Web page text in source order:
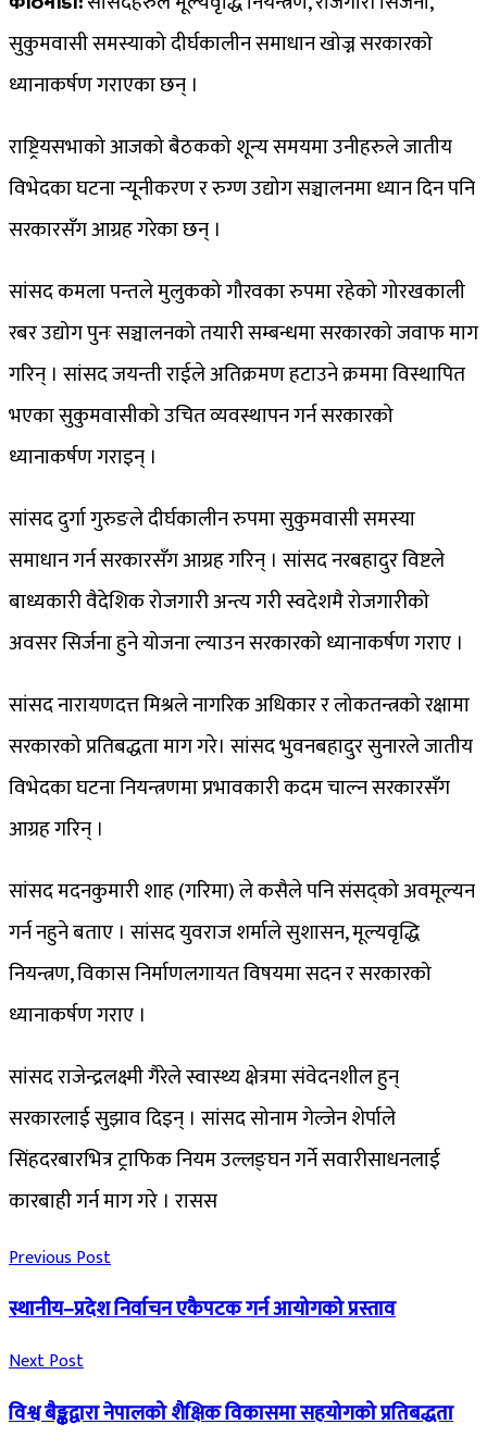
सुकुमवासी समस्याको दीर्घकालीन समाधान खोज्न सरकारको
ध्यानाकर्षण गराएका छन् ।
राष्ट्रियसभाको आजको बैठकको शून्य समयमा उनीहरुले जातीय
विभेदका घटना न्यूनीकरण र रुग्ण उद्योग सञ्चालनमा ध्यान दिन पनि
सरकारसँग आग्रह गरेका छन् ।
सांसद कमला पन्तले मुलुकको गौरवका रुपमा रहेको गोरखकाली
रबर उद्योग पुनः सञ्चालनको तयारी सम्बन्धमा सरकारको जवाफ माग
गरिन् । सांसद जयन्ती राईले अतिक्रमण हटाउने क्रममा विस्थापित
भएका सुकुमवासीको उचित व्यवस्थापन गर्न सरकारको
ध्यानाकर्षण गराइन् ।
सांसद दुर्गा गुरुङले दीर्घकालीन रुपमा सुकुमवासी समस्या
समाधान गर्न सरकारसँग आग्रह गरिन् । सांसद नरबहादुर विष्टले
बाध्यकारी वैदेशिक रोजगारी अन्त्य गरी स्वदेशमै रोजगारीको
अवसर सिर्जना हुने योजना ल्याउन सरकारको ध्यानाकर्षण गराए ।
सांसद नारायणदत्त मिश्रले नागरिक अधिकार र लोकतन्त्रको रक्षामा
सरकारको प्रतिबद्धता माग गरे। सांसद भुवनबहादुर सुनारले जातीय
विभेदका घटना नियन्त्रणमा प्रभावकारी कदम चाल्न सरकारसँग
आग्रह गरिन् ।
सांसद मदनकुमारी शाह (गरिमा) ले कसैले पनि संसद्को अवमूल्यन
गर्न नहुने बताए । सांसद युवराज शर्माले सुशासन, मूल्यवृद्धि
नियन्त्रण, विकास निर्माणलगायत विषयमा सदन र सरकारको
ध्यानाकर्षण गराए ।
सांसद राजेन्द्रलक्ष्मी गैरेले स्वास्थ्य क्षेत्रमा संवेदनशील हुन्
सरकारलाई सुझाव दिइन् । सांसद सोनाम गेल्जेन शेर्पाले
सिंहदरबारभित्र ट्राफिक नियम उल्लङ्घन गर्ने सवारीसाधनलाई
कारबाही गर्न माग गरे । रासस
Previous Post
स्थानीय–प्रदेश निर्वाचन एकैपटक गर्न आयोगको प्रस्ताव
Next Post
विश्व बैङ्कद्वारा नेपालको शैक्षिक विकासमा सहयोगको प्रतिबद्धता